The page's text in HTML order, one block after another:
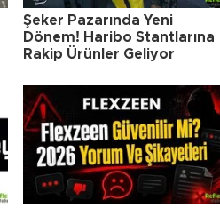
Şeker Pazarında Yeni
Dönem! Haribo Stantlarına
Rakip Ürünler Geliyor